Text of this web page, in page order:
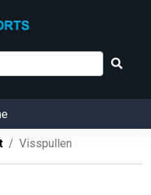
Visspullen